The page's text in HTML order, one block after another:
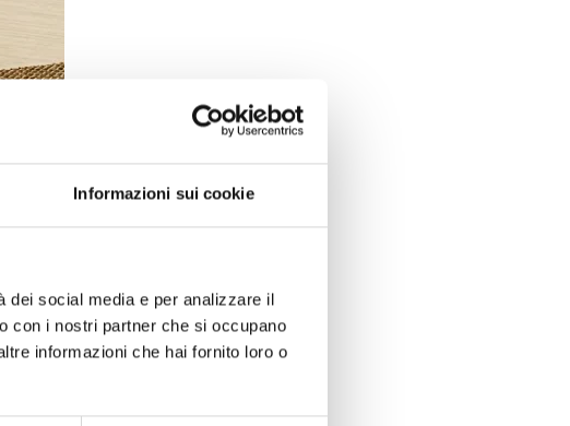
Informazioni sui cookie
dei social media e per analizzare il
con i nostri partner che si occupano
informazioni che hai fornito loro o
pannelli piatti estremamente
specifici dell’imballaggio